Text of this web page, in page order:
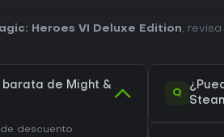
Heroes VI Deluxe Edition, revisa
barata de Might &
descuento
Q